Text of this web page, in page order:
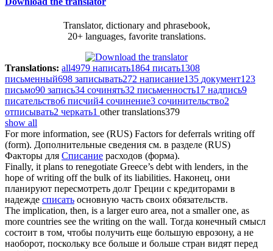
Translator, dictionary and phrasebook,
20+ languages, favorite translations.
Translations: all4979 написать1864 писать1308
письменный698 записывать272 написание135 документ123
письмо90 запись34 сочинять32 письменность17 надпись9
писательство6 писчий4 сочинение3 сочинительство2
отписывать2 черкать1 other translations379
show all
For more information, see (RUS) Factors for deferrals writing off
(form). Дополнительные сведения см. в разделе (RUS)
Факторы для Списание расходов (форма).
Finally, it plans to renegotiate Greece’s debt with lenders, in the
hope ofwriting offthe bulk of its liabilities. Наконец, они
планируют пересмотреть долг Греции с кредиторами в
надежде списать основную часть своих обязательств.
The implication, then, is a larger euro area, not a smaller one, as
more countries see the writing on the wall. Тогда конечный смысл
состоит в том, чтобы получить еще большую еврозону, а не
наоборот, поскольку все больше и больше стран видят перед